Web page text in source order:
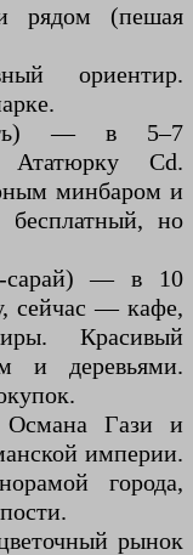
рядом (пешая
ориентир.
— в 5–7
Cd.
минбаром и
но
сарай) — в 10
сейчас — кафе,
Красивый
и деревьями.
Османа Гази и
империи.
города,
рынок